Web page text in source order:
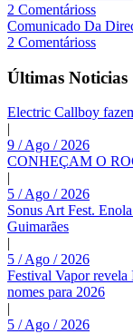
2 Comentárioss
Comunicado Da
2 Comentárioss
Últimas Noticias
Electric Callboy
|
9 / Ago / 2026
CONHEÇAM O
|
5 / Ago / 2026
Sonus Art Fest.
Guimarães
|
5 / Ago / 2026
Festival Vapor
nomes para 2026
|
5 / Ago / 2026